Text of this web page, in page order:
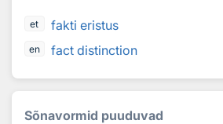
et fakti eristus
en fact distinction
Sõnavormid puuduvad